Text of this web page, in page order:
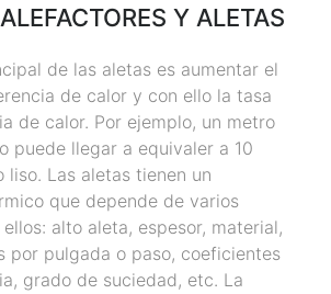
Y ALETAS
de las aletas es aumentar el
de calor y con ello la tasa
de calor. Por ejemplo, un metro
puede llegar a equivaler a 10
liso. Las aletas tienen un
que depende de varios
alto aleta, espesor, material,
por pulgada o paso, coeficientes
grado de suciedad, etc. La